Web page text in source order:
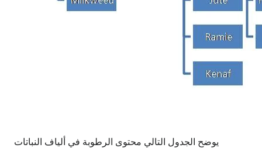
يوضح الجدول التالي محتوى الرطوبة في ألياف النباتات